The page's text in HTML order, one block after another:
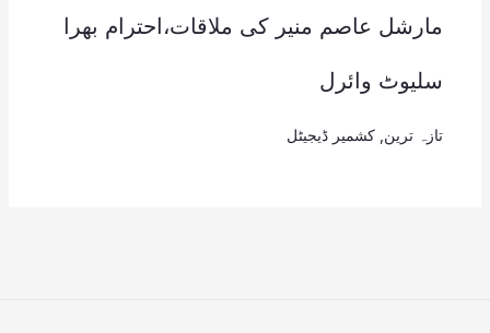
مارشل عاصم منیر کی ملاقات،احترام بھرا
سلیوٹ وائرل
تازہ ترین کشمیر ڈیجیٹل